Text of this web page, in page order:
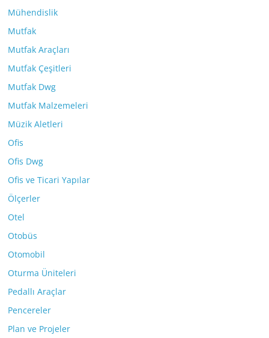
Mühendislik
Mutfak
Mutfak Araçları
Mutfak Çeşitleri
Mutfak Dwg
Mutfak Malzemeleri
Müzik Aletleri
Ofis
Ofis Dwg
Ofis ve Ticari Yapılar
Ölçerler
Otel
Otobüs
Otomobil
Oturma Üniteleri
Pedallı Araçlar
Pencereler
Plan ve Projeler